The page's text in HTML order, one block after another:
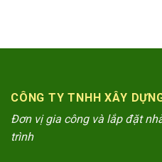
CÔNG TY TNHH XÂY
Đơn vị gia công và lắp đặt
trình